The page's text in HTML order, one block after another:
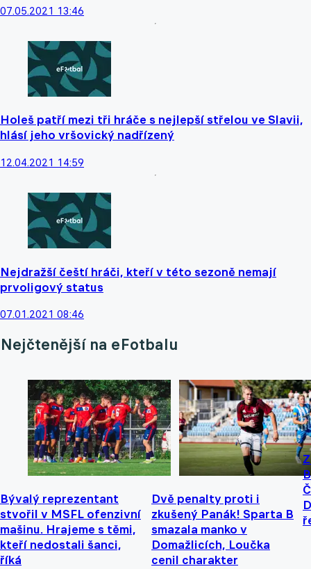
07.05.2021 13:46
Holeš patří mezi tři hráče s nejlepší střelou ve Slavii,
hlásí jeho vršovický nadřízený
12.04.2021 14:59
Nejdražší čeští hráči, kteří v této sezoně nemají
prvoligový status
07.01.2021 08:46
Nejčtenější na eFotbalu
Bývalý reprezentant
stvořil v MSFL ofenzivní
mašinu. Hrajeme s těmi,
kteří nedostali šanci,
říká
Dvě penalty proti i
zkušený Panák! Sparta B
smazala manko v
Domažlicích, Loučka
cenil charakter